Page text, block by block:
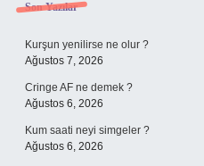
Sidebar
Son Yazılar
Kurşun yenilirse ne olur ?
Ağustos 7, 2026
Cringe AF ne demek ?
Ağustos 6, 2026
Kum saati neyi simgeler ?
Ağustos 6, 2026